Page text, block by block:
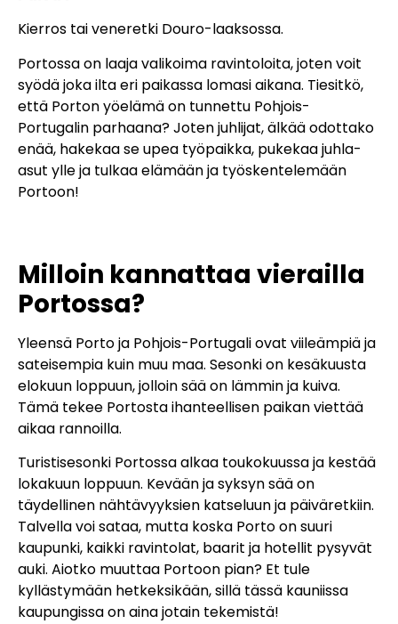
Kierros tai veneretki Douro-laaksossa.
Portossa on laaja valikoima ravintoloita, joten voit
syödä joka ilta eri paikassa lomasi aikana. Tiesitkö,
että Porton yöelämä on tunnettu Pohjois-
Portugalin parhaana? Joten juhlijat, älkää odottako
enää, hakekaa se upea työpaikka, pukekaa juhla-
asut ylle ja tulkaa elämään ja työskentelemään
Portoon!
Milloin kannattaa vierailla
Portossa?
Yleensä Porto ja Pohjois-Portugali ovat viileämpiä ja
sateisempia kuin muu maa. Sesonki on kesäkuusta
elokuun loppuun, jolloin sää on lämmin ja kuiva.
Tämä tekee Portosta ihanteellisen paikan viettää
aikaa rannoilla.
Turistisesonki Portossa alkaa toukokuussa ja kestää
lokakuun loppuun. Kevään ja syksyn sää on
täydellinen nähtävyyksien katseluun ja päiväretkiin.
Talvella voi sataa, mutta koska Porto on suuri
kaupunki, kaikki ravintolat, baarit ja hotellit pysyvät
auki. Aiotko muuttaa Portoon pian? Et tule
kyllästymään hetkeksikään, sillä tässä kauniissa
kaupungissa on aina jotain tekemistä!